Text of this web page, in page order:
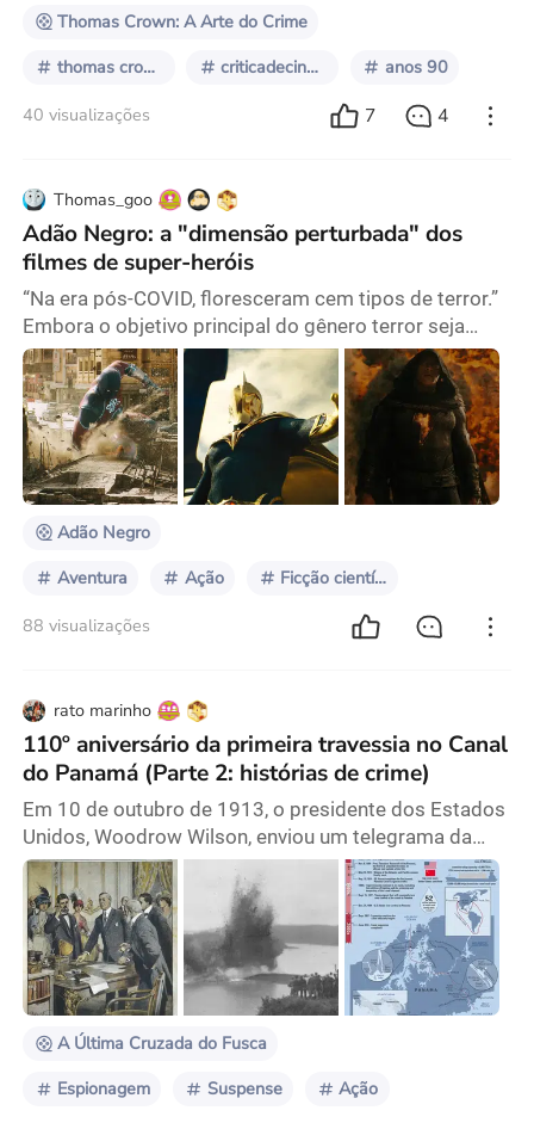
absurda de rever “
Thomas Crown: A Arte do Crime
thomas crown criticadecinema anos 90
40 visualizações 7 4
Thomas_goo
Adão Negro: a "dimensão perturbada" dos
filmes de super-heróis
“Na era pós-COVID, floresceram cem tipos de terror.”
Embora o objetivo principal do gênero terror seja
proporcionar estimulação e alívio sensorial, seu papel
como uma parte significativa da ficção especulativa
significa que muitas vezes tem um aspecto social
pronunciado devido ao seu conteúdo intangível e
oportuno. Por exemplo, tanto Epidemia (1995), de
Wolfgang Petersen, quanto Contágio (2011), d
Adão Negro
Aventura Ação Ficção científica
88 visualizações
rato marinho
110º aniversário da primeira travessia no Canal
do Panamá (Parte 2: histórias de crime)
Em 10 de outubro de 1913, o presidente dos Estados
Unidos, Woodrow Wilson, enviou um telegrama da
Casa Branca autorizando o disparo dos explosivos
que destruíram o dique de Gamboa. A água
transbordou do Corte Culebra, formando assim o
Canal do Panamá que une os oceanos Atlântico e
Pacífico. Esse acontecimento histórico gerou um
impacto duradouro nas relações internacionais e na
dinâmica geopolític
A Última Cruzada do Fusca
Espionagem Suspense Ação